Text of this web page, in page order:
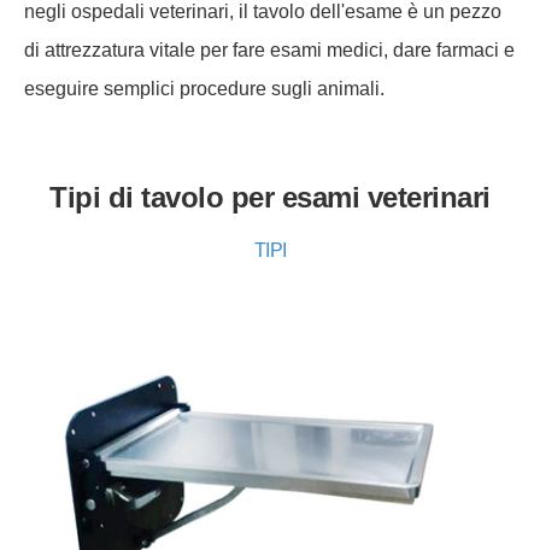
negli ospedali veterinari, il tavolo dell'esame è un pezzo
di attrezzatura vitale per fare esami medici, dare farmaci e
eseguire semplici procedure sugli animali.
Tipi di tavolo per esami veterinari
TIPI